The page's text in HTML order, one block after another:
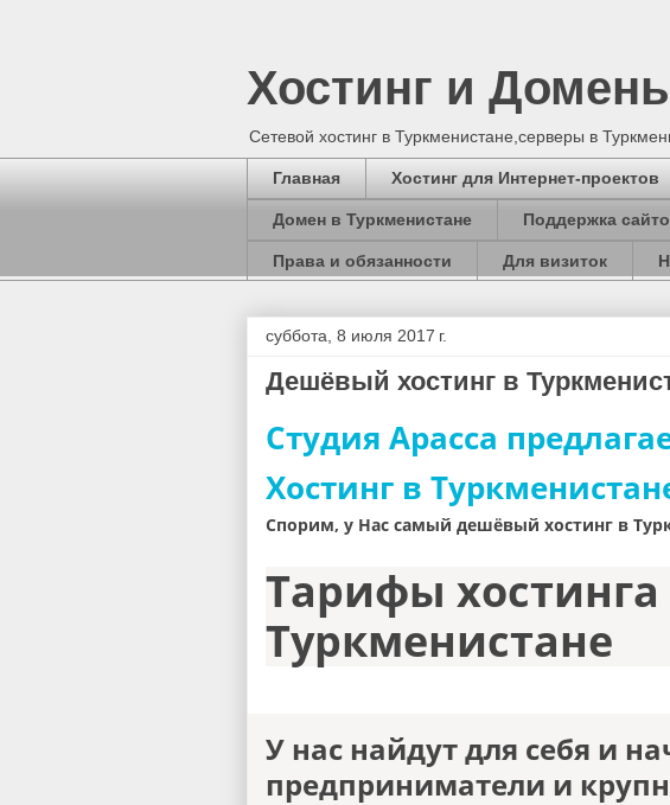
Хостинг и
Сетевой хостинг в Туркменистане,серверы в
Главная Хостинг для Интернет-проектов
Домен в Туркменистане Поддержка
Права и обязанности Для визиток
суббота, 8 июля 2017 г.
Дешёвый хостинг в
Студия Арасса
Хостинг в
Спорим, у Нас самый дешёвый хостинг в
Тарифы хостинга
Туркменистане
У нас найдут для себя и
предприниматели и